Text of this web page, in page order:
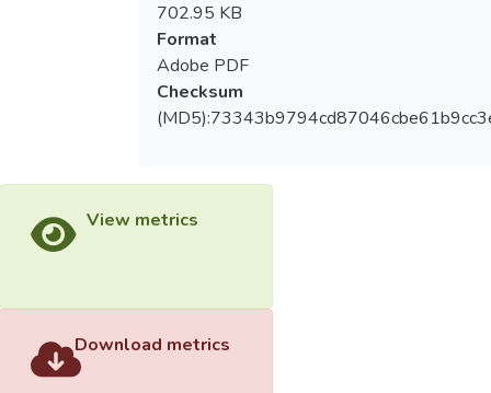
702.95 KB
Format
Adobe PDF
Checksum
View metrics
Download metrics